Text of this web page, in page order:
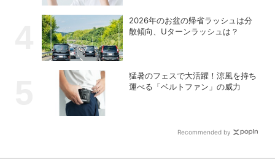
2026年のお盆の帰省ラッシュは分
散傾向、Uターンラッシュは？
猛暑のフェスで大活躍！涼風を持ち
運べる「ベルトファン」の威力
Recommended by